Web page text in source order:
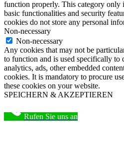
function properly. This category only
basic functionalities and security
cookies do not store any personal
Non-necessary
Non-necessary
Any cookies that may not be
to function and is used specifically to
analytics, ads, other embedded
cookies. It is mandatory to procure
these cookies on your website.
SPEICHERN & AKZEPTIEREN
Rufen Sie uns an